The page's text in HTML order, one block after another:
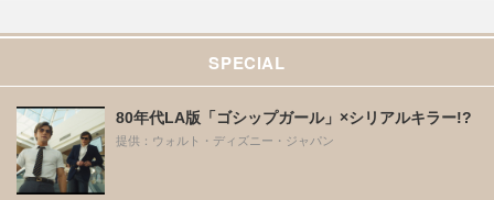
SPECIAL
80年代LA版「ゴシップガール」×シリアルキラー!?
提供：ウォルト・ディズニー・ジャパン